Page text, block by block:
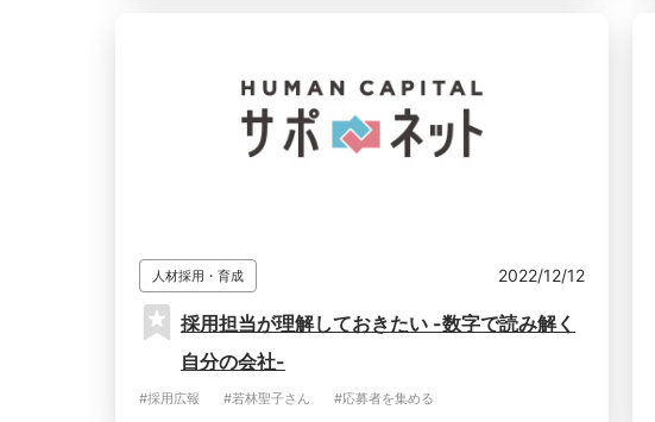
人材採用・育成 2022/12/12
採用担当が理解しておきたい -数字で読み解く
自分の会社-
#採用広報 #若林聖子さん #応募者を集める